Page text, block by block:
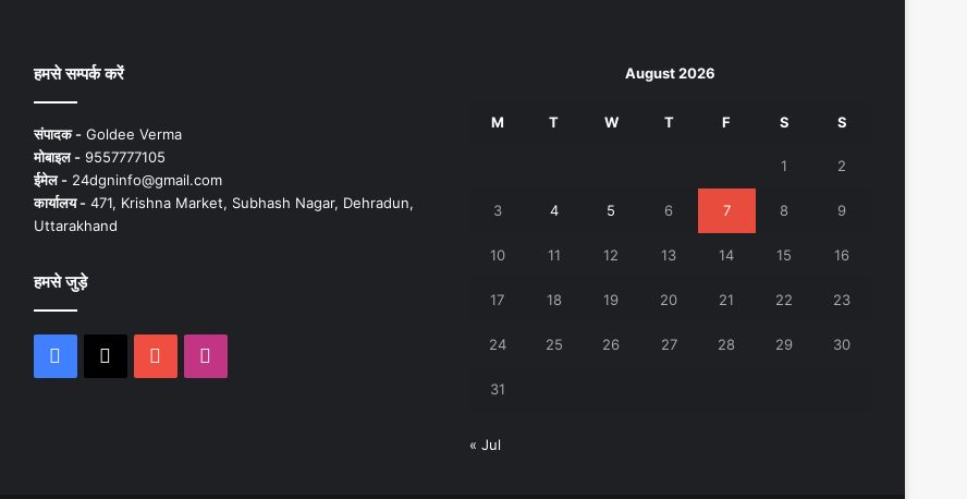
हमसे सम्पर्क करें
संपादक -Goldee Verma
मोबाइल -9557777105
ईमेल -24dgninfo@gmail.com
कार्यालय -471, Krishna Market, Subhash Nagar, Dehradun,
Uttarakhand
हमसे जुड़े
Facebook YouTube
August 2026
M T W T F S S
1 2
3 4 5 6 7 8 9
10 11 12 13 14 15 16
17 18 19 20 21 22 23
24 25 26 27 28 29 30
31
« Jul